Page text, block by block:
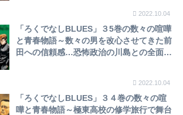
2022.10.04
「ろくでなしBLUES」３5巻の数々の喧嘩
と青春物語～数々の男を改心させてきた前
田への信頼感…恐怖政治の川島との全面対
2022.10.04
「ろくでなしBLUES」３４巻の数々の喧
嘩と青春物語～極東高校の修学旅行で舞台